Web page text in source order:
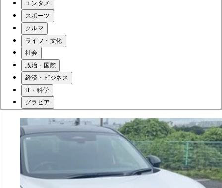
エンタメ
スポーツ
クルマ
ライフ・文化
社会
政治・国際
経済・ビジネス
IT・科学
グラビア